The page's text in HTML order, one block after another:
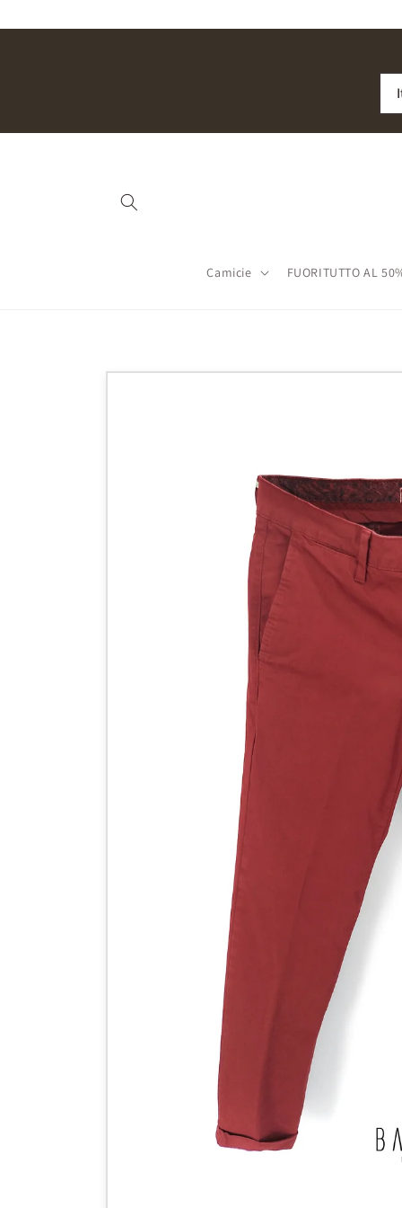
Camicie FUORITUTTO AL
Passa alle